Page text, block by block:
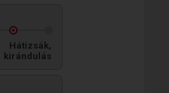
Hátizsák,
kirándulás